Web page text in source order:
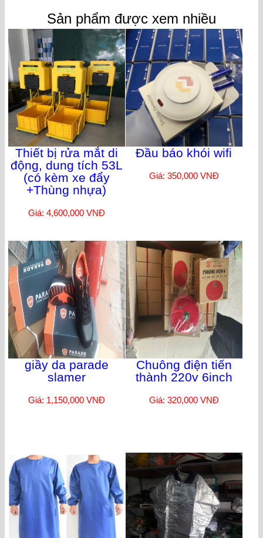
Sản phẩm được xem nhiều
Thiết bị rửa mắt di
động, dung tích 53L
(có kèm xe đẩy
+Thùng nhựa)
Giá: 4,600,000 VNĐ
Đầu báo khói wifi
Giá: 350,000 VNĐ
giầy da parade
slamer
Giá: 1,150,000 VNĐ
Chuông điện tiến
thành 220v 6inch
Giá: 320,000 VNĐ